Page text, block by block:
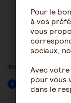
NOUS SUIVRE
Facebook
Pour le
à vos
vous
sociaux,
Avec
pour vous
dans le